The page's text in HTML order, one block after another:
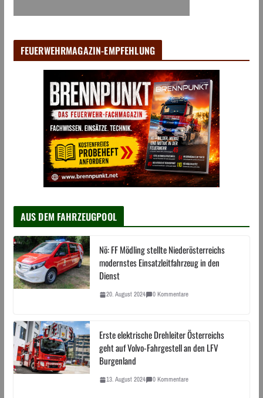
FEUERWEHRMAGAZIN-EMPFEHLUNG
AUS DEM FAHRZEUGPOOL
Nö: FF Mödling stellte Niederösterreichs
modernstes Einsatzleitfahrzeug in den
Dienst
20. August 2024 0 Kommentare
Erste elektrische Drehleiter Österreichs
geht auf Volvo-Fahrgestell an den LFV
Burgenland
13. August 2024 0 Kommentare